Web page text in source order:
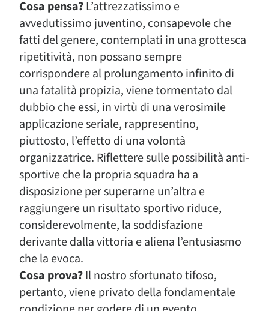
Cosa pensa?L’attrezzatissimo e
avvedutissimo juventino, consapevole che
fatti del genere, contemplati in una grottesca
ripetitività, non possano sempre
corrispondere al prolungamento infinito di
una fatalità propizia, viene tormentato dal
dubbio che essi, in virtù di una verosimile
applicazione seriale, rappresentino,
piuttosto, l’effetto di una volontà
organizzatrice. Riflettere sulle possibilità anti-
sportive che la propria squadra ha a
disposizione per superarne un’altra e
raggiungere un risultato sportivo riduce,
considerevolmente, la soddisfazione
derivante dalla vittoria e aliena l’entusiasmo
che la evoca.
Cosa prova?Il nostro sfortunato tifoso,
pertanto, viene privato della fondamentale